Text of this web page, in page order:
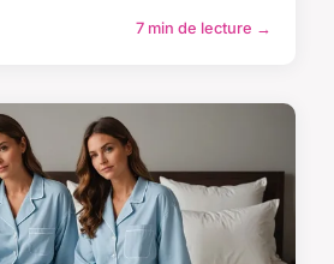
7 min de lecture →